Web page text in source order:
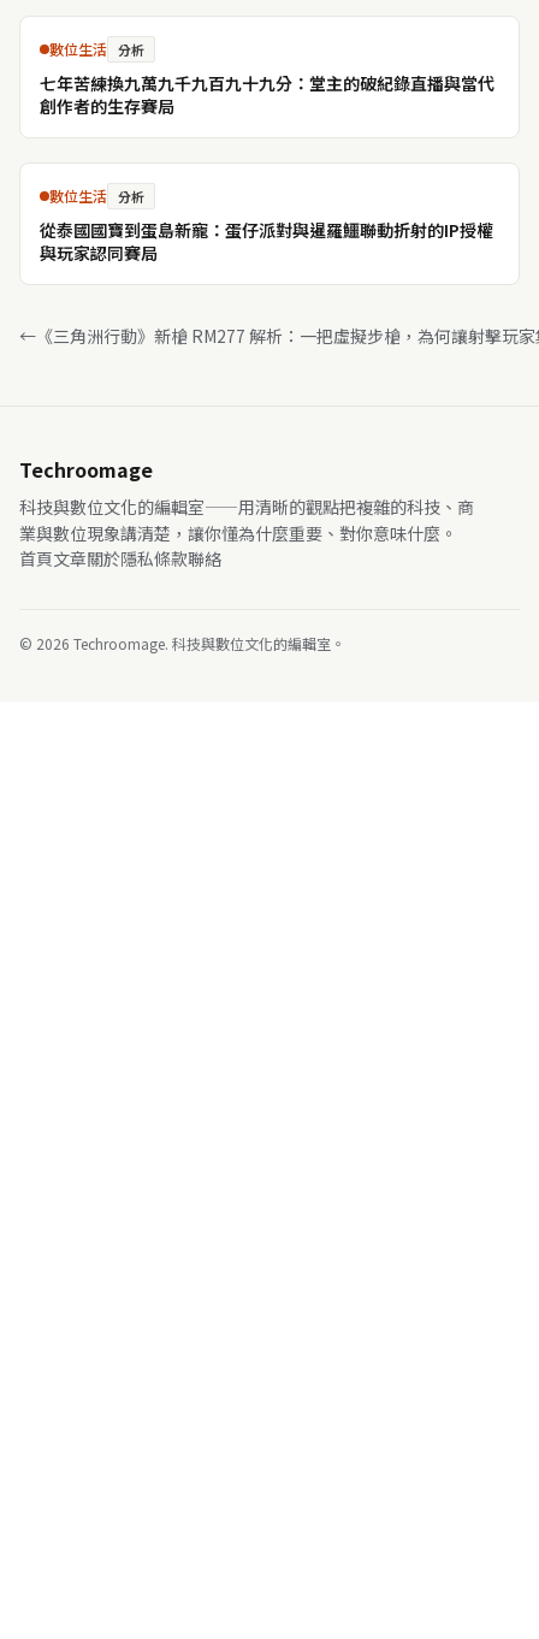
數位生活 分析
七年苦練換九萬九千九百九十九分：堂主的破紀錄直播與當代
創作者的生存賽局
數位生活 分析
從泰國國寶到蛋島新寵：蛋仔派對與暹羅鱷聯動折射的IP授權
與玩家認同賽局
← 《三角洲行動》新槍 RM277 解析：一把虛擬步槍，為何讓射擊玩
Techroomage
科技與數位文化的編輯室——用清晰的觀點把複雜的科技、商
業與數位現象講清楚，讓你懂為什麼重要、對你意味什麼。
首頁文章關於隱私條款聯絡
© 2026 Techroomage. 科技與數位文化的編輯室。